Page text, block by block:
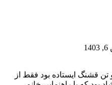
تن قشنگ ایستاده بود فقط از